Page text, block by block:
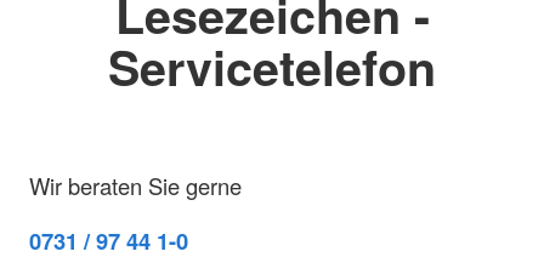
Lesezeichen -
Servicetelefon
Wir beraten Sie gerne
0731 / 97 44 1-0